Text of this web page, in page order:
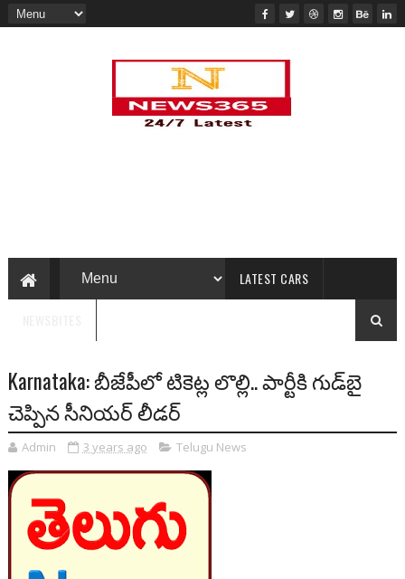
LATEST CARS
Karnataka: బీజేపీలో టికెట్ల లొల్లి.. పార్టీకి గుడ్‌బై
చెప్పిన సీనియర్ లీడర్
Admin 3 years ago Telugu News